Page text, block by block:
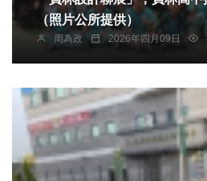
（照片公所提供）
周為政 2026年四月09日